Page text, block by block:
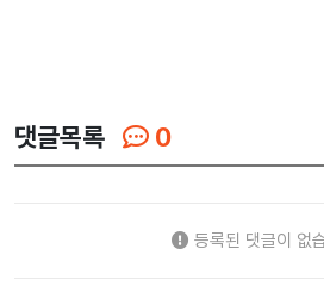
댓글목록 0
등록된 댓글이 없